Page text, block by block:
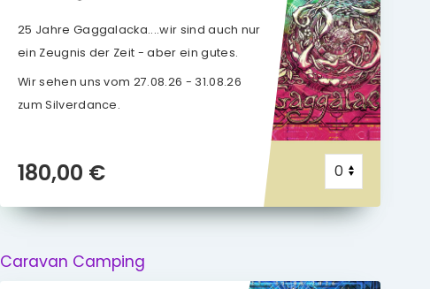
25 Jahre Gaggalacka....wir sind auch nur
ein Zeugnis der Zeit - aber ein gutes.
Wir sehen uns vom 27.08.26 - 31.08.26
zum Silverdance.
180,00 €
Caravan Camping